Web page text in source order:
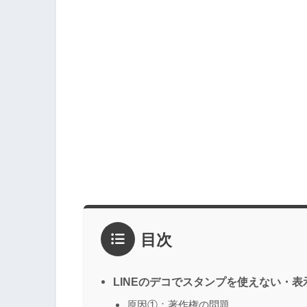
目次
LINEのデコでスタンプを使えない・表
原因①：著作権の問題